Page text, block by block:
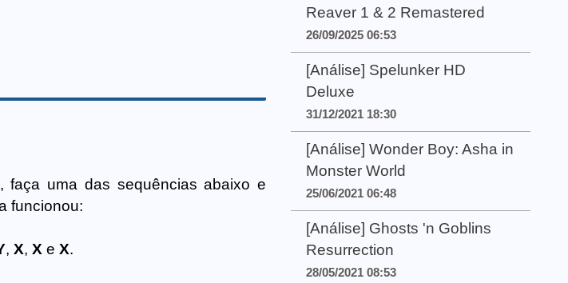
, faça uma das sequências abaixo e
funcionou:
, X, X e X.
Reaver 1 & 2 Remastered
26/09/2025 06:53
[Análise] Spelunker HD
Deluxe
31/12/2021 18:30
[Análise] Wonder Boy: Asha in
Monster World
25/06/2021 06:48
[Análise] Ghosts 'n Goblins
Resurrection
28/05/2021 08:53